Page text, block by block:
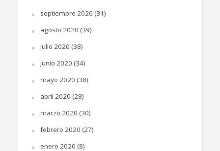
septiembre 2020 (31)
agosto 2020 (39)
julio 2020 (38)
junio 2020 (34)
mayo 2020 (38)
abril 2020 (28)
marzo 2020 (30)
febrero 2020 (27)
enero 2020 (8)